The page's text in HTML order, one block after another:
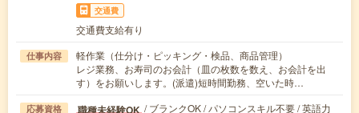
交通費
交通費支給有り
仕事内容
軽作業（仕分け・ピッキング・検品、商品管理）
レジ業務、お寿司のお会計（皿の枚数を数え、お会計を出
す）をお願いします。(派遣)短時間勤務、空いた時…
応募資格 職種未経験OK / ブランクOK / パソコンスキル不要 / 英語力